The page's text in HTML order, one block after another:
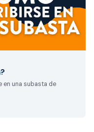
una subasta de